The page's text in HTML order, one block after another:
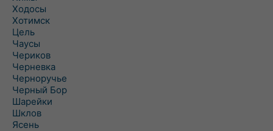
Ходосы
Хотимск
Цель
Чаусы
Чериков
Черневка
Черноручье
Черный Бор
Шарейки
Шклов
Ясень